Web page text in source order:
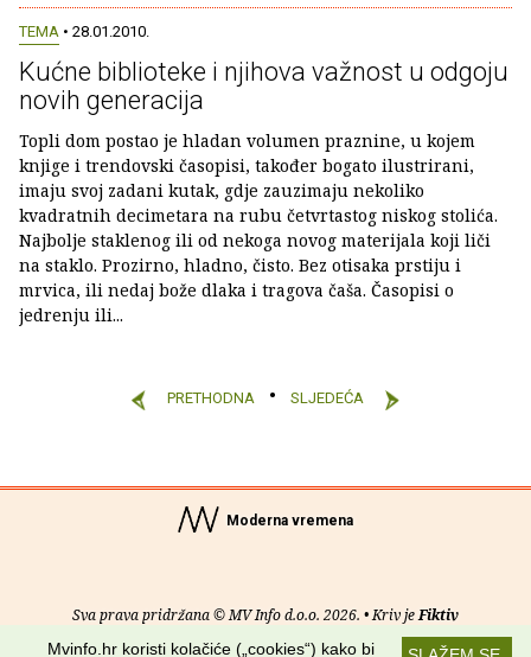
TEMA • 28.01.2010.
Kućne biblioteke i njihova važnost u odgoju
novih generacija
Topli dom postao je hladan volumen praznine, u kojem
knjige i trendovski časopisi, također bogato ilustrirani,
imaju svoj zadani kutak, gdje zauzimaju nekoliko
kvadratnih decimetara na rubu četvrtastog niskog stolića.
Najbolje staklenog ili od nekoga novog materijala koji liči
na staklo. Prozirno, hladno, čisto. Bez otisaka prstiju i
mrvica, ili nedaj bože dlaka i tragova čaša. Časopisi o
jedrenju ili...
PRETHODNA SLJEDEĆA
Moderna vremena
Sva prava pridržana © MV Info d.o.o. 2026. • Kriv jeFiktiv
Mvinfo.hr koristi kolačiće („cookies“) kako bi